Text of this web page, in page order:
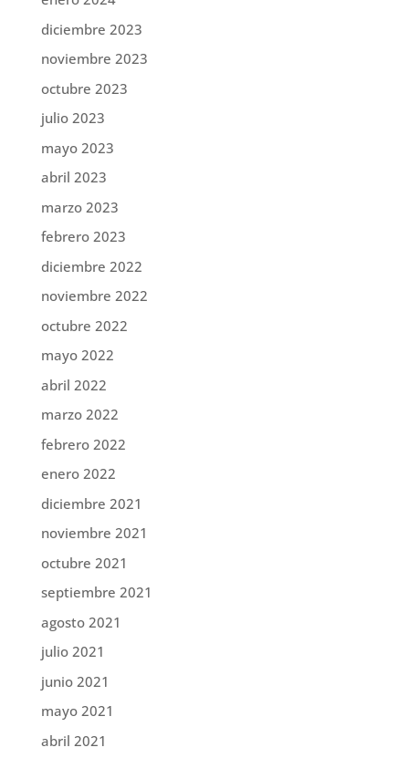
diciembre 2023
noviembre 2023
octubre 2023
julio 2023
mayo 2023
abril 2023
marzo 2023
febrero 2023
diciembre 2022
noviembre 2022
octubre 2022
mayo 2022
abril 2022
marzo 2022
febrero 2022
enero 2022
diciembre 2021
noviembre 2021
octubre 2021
septiembre 2021
agosto 2021
julio 2021
junio 2021
mayo 2021
abril 2021